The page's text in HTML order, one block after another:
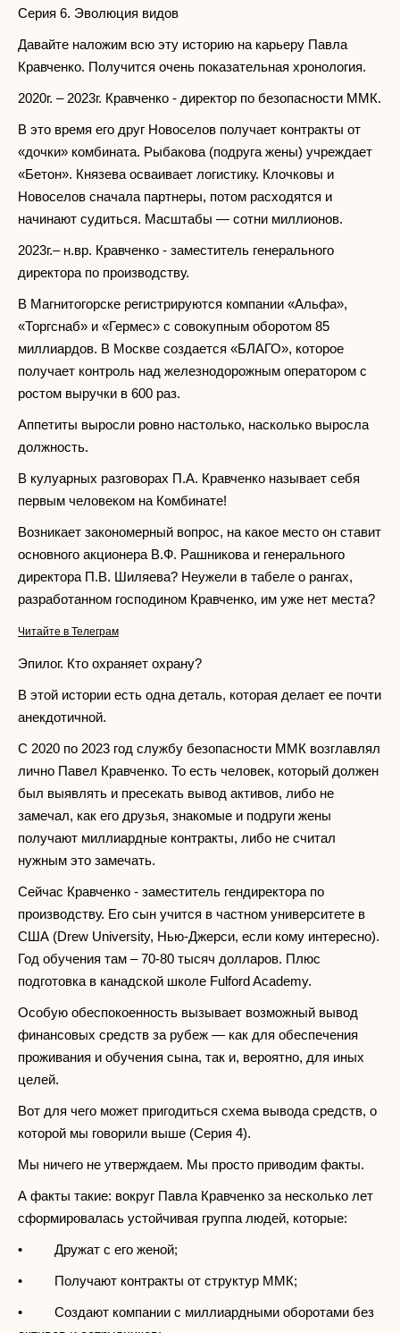
Серия 6. Эволюция видов
Давайте наложим всю эту историю на карьеру Павла
Кравченко. Получится очень показательная хронология.
2020г. – 2023г. Кравченко - директор по безопасности ММК.
В это время его друг Новоселов получает контракты от
«дочки» комбината. Рыбакова (подруга жены) учреждает
«Бетон». Князева осваивает логистику. Клочковы и
Новоселов сначала партнеры, потом расходятся и
начинают судиться. Масштабы — сотни миллионов.
2023г.– н.вр. Кравченко - заместитель генерального
директора по производству.
В Магнитогорске регистрируются компании «Альфа»,
«Торгснаб» и «Гермес» с совокупным оборотом 85
миллиардов. В Москве создается «БЛАГО», которое
получает контроль над железнодорожным оператором с
ростом выручки в 600 раз.
Аппетиты выросли ровно настолько, насколько выросла
должность.
В кулуарных разговорах П.А. Кравченко называет себя
первым человеком на Комбинате!
Возникает закономерный вопрос, на какое место он ставит
основного акционера В.Ф. Рашникова и генерального
директора П.В. Шиляева? Неужели в табеле о рангах,
разработанном господином Кравченко, им уже нет места?
Читайте в Телеграм
Эпилог. Кто охраняет охрану?
В этой истории есть одна деталь, которая делает ее почти
анекдотичной.
С 2020 по 2023 год службу безопасности ММК возглавлял
лично Павел Кравченко. То есть человек, который должен
был выявлять и пресекать вывод активов, либо не
замечал, как его друзья, знакомые и подруги жены
получают миллиардные контракты, либо не считал
нужным это замечать.
Сейчас Кравченко - заместитель гендиректора по
производству. Его сын учится в частном университете в
США (Drew University, Нью-Джерси, если кому интересно).
Год обучения там – 70-80 тысяч долларов. Плюс
подготовка в канадской школе Fulford Academy.
Особую обеспокоенность вызывает возможный вывод
финансовых средств за рубеж — как для обеспечения
проживания и обучения сына, так и, вероятно, для иных
целей.
Вот для чего может пригодиться схема вывода средств, о
которой мы говорили выше (Серия 4).
Мы ничего не утверждаем. Мы просто приводим факты.
А факты такие: вокруг Павла Кравченко за несколько лет
сформировалась устойчивая группа людей, которые:
• Дружат с его женой;
• Получают контракты от структур ММК;
• Создают компании с миллиардными оборотами без